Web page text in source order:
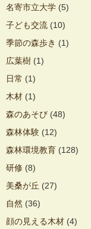
名寄市立大学 (5)
子ども交流 (10)
季節の森歩き (1)
広葉樹 (1)
日常 (1)
木材 (1)
森のあそび (48)
森林体験 (12)
森林環境教育 (128)
研修 (8)
美桑が丘 (27)
自然 (36)
顔の見える木材 (4)